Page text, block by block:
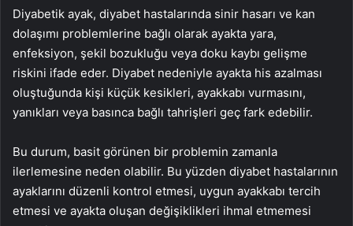
Diyabetik ayak, diyabet hastalarında sinir hasarı ve kan
dolaşımı problemlerine bağlı olarak ayakta yara,
enfeksiyon, şekil bozukluğu veya doku kaybı gelişme
riskini ifade eder. Diyabet nedeniyle ayakta his azalması
oluştuğunda kişi küçük kesikleri, ayakkabı vurmasını,
yanıkları veya basınca bağlı tahrişleri geç fark edebilir.
Bu durum, basit görünen bir problemin zamanla
ilerlemesine neden olabilir. Bu yüzden diyabet hastalarının
ayaklarını düzenli kontrol etmesi, uygun ayakkabı tercih
etmesi ve ayakta oluşan değişiklikleri ihmal etmemesi